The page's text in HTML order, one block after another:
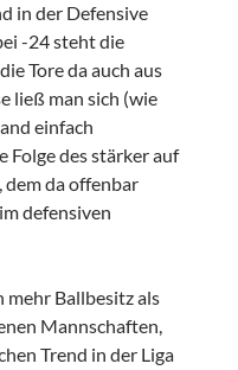
in der Defensive
-24 steht die
Tore da auch aus
ließ man sich (wie
einfach
Folge des stärker auf
dem da offenbar
defensiven
mehr Ballbesitz als
Mannschaften,
Trend in der Liga